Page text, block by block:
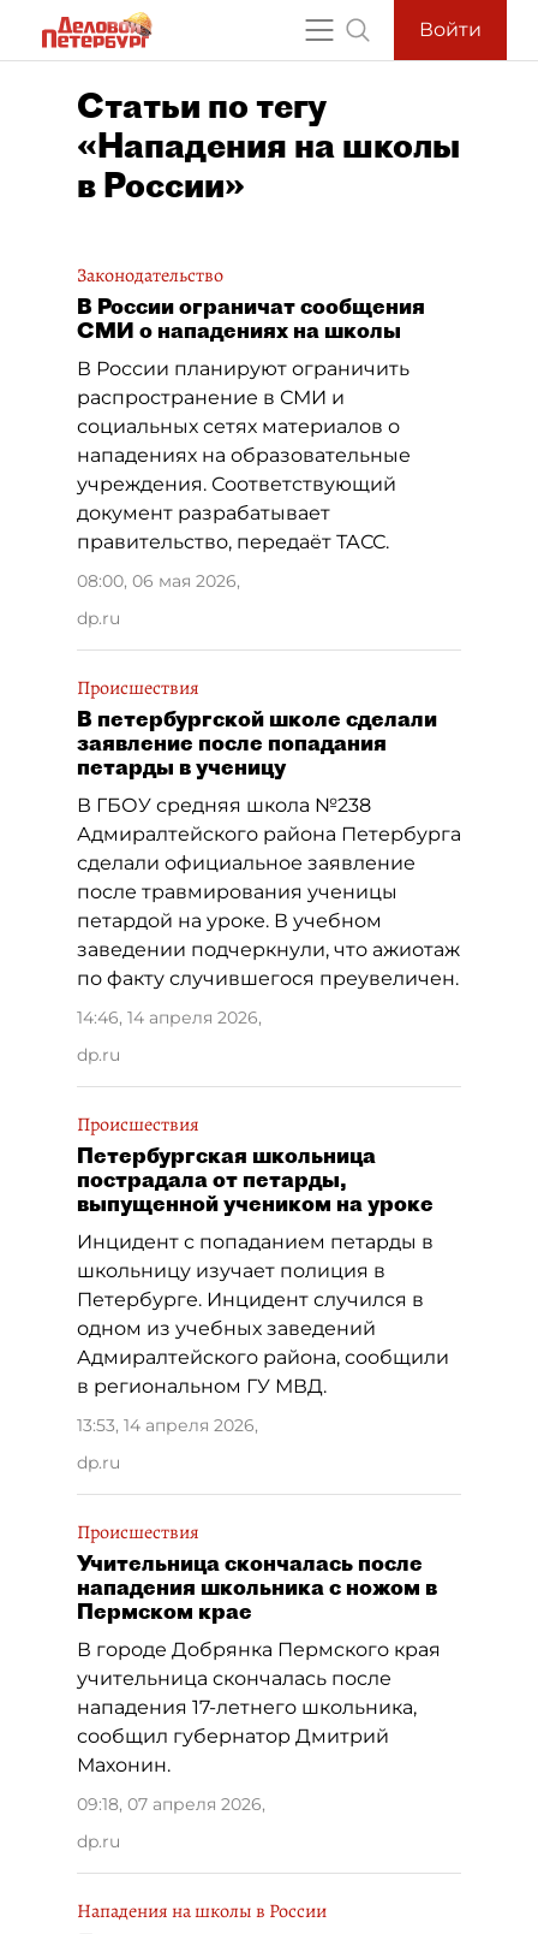
Войти
Статьи по тегу
«Нападения на школы
в России»
Законодательство
В России ограничат сообщения
СМИ о нападениях на школы
В России планируют ограничить
распространение в СМИ и
социальных сетях материалов о
нападениях на образовательные
учреждения. Соответствующий
документ разрабатывает
правительство, передаёт ТАСС.
08:00, 06 мая 2026,
dp.ru
Происшествия
В петербургской школе сделали
заявление после попадания
петарды в ученицу
В ГБОУ средняя школа №238
Адмиралтейского района Петербурга
сделали официальное заявление
после травмирования ученицы
петардой на уроке. В учебном
заведении подчеркнули, что ажиотаж
по факту случившегося преувеличен.
14:46, 14 апреля 2026,
dp.ru
Происшествия
Петербургская школьница
пострадала от петарды,
выпущенной учеником на уроке
Инцидент с попаданием петарды в
школьницу изучает полиция в
Петербурге. Инцидент случился в
одном из учебных заведений
Адмиралтейского района, сообщили
в региональном ГУ МВД.
13:53, 14 апреля 2026,
dp.ru
Происшествия
Учительница скончалась после
нападения школьника с ножом в
Пермском крае
В городе Добрянка Пермского края
учительница скончалась после
нападения 17-летнего школьника,
сообщил губернатор Дмитрий
Махонин.
09:18, 07 апреля 2026,
dp.ru
Нападения на школы в России